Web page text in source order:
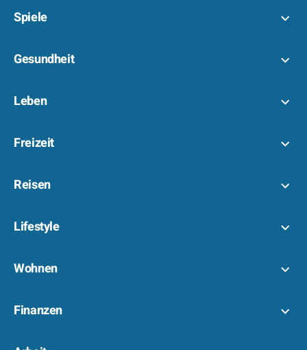
Spiele
Gesundheit
Leben
Freizeit
Reisen
Lifestyle
Wohnen
Finanzen